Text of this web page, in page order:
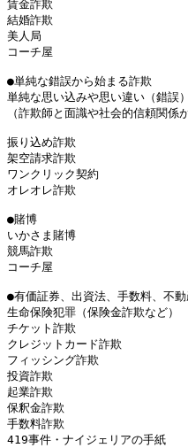
賃金詐欺
結婚詐欺
美人局
コーチ屋
●単純な錯誤から始まる詐欺
単純な思い込みや思い違い（錯誤
（詐欺師と面識や社会的信頼関係
振り込め詐欺
架空請求詐欺
ワンクリック契約
オレオレ詐欺
●賭博
いかさま賭博
競馬詐欺
コーチ屋
●有価証券、出資法、手数料、不
生命保険犯罪（保険金詐欺など）
チケット詐欺
クレジットカード詐欺
フィッシング詐欺
投資詐欺
起業詐欺
保釈金詐欺
手数料詐欺
419事件・ナイジェリアの手紙